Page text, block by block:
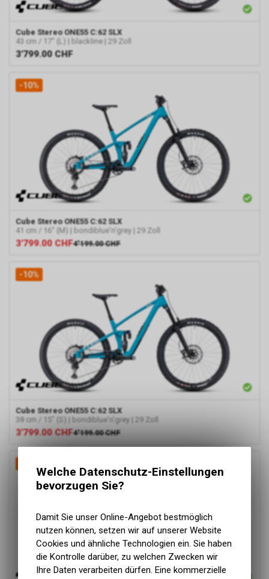
Cube Stereo ONE55 C:62 SLX
43 cm / 17" (L) | blackline | 29 Zoll
3'799.00 CHF
-10%
Cube Stereo ONE55 C:62 SLX
41 cm / 16" (M) | bondiblue'n'grey | 29 Zoll
3'799.00 CHF4'199.00 CHF
-10%
Cube Stereo ONE55 C:62 SLX
38 cm / 15" (S) | bondiblue'n'grey | 29 Zoll
3'799.00 CHF4'199.00 CHF
Welche Datenschutz-Einstellungen
bevorzugen Sie?
Damit Sie unser Online-Angebot bestmöglich
nutzen können, setzen wir auf unserer Website
Cookies und ähnliche Technologien ein. Sie haben
die Kontrolle darüber, zu welchen Zwecken wir
Ihre Daten verarbeiten dürfen. Eine kommerzielle